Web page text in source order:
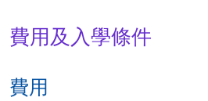
地點
港島東分校
費用及入學條件
費用